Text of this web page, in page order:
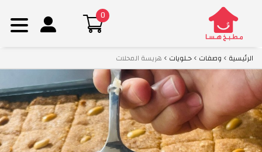
Skip
content
الرئيسية وصفات حـلويات هريسة المحلات
0